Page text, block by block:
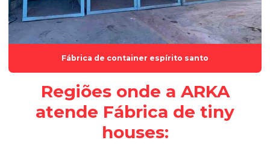
Módulo habitacional
Módulo habitacional para alugar
Módulo habitacional pré fabricado
Módulo para refeitórios e canteiros de obras
Fábrica de container espírito santo
Regiões onde a ARKA
atende Fábrica de tiny
houses: